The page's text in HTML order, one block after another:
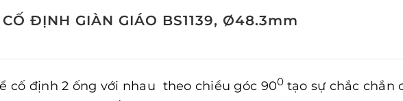
ĐỊNH GIÀN GIÁO BS1139, Ø48.3mm
cố định 2 ống với nhau theo chiều góc 900 tạo sự chắc chắn